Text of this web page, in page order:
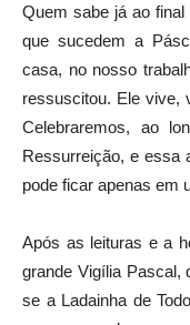
Quem sabe já ao
que sucedem a
casa, no nosso
ressuscitou. Ele vive,
Celebraremos, ao
Ressurreição, e essa
pode ficar apenas em
Após as leituras e a
grande Vigília Pascal,
se a Ladainha de